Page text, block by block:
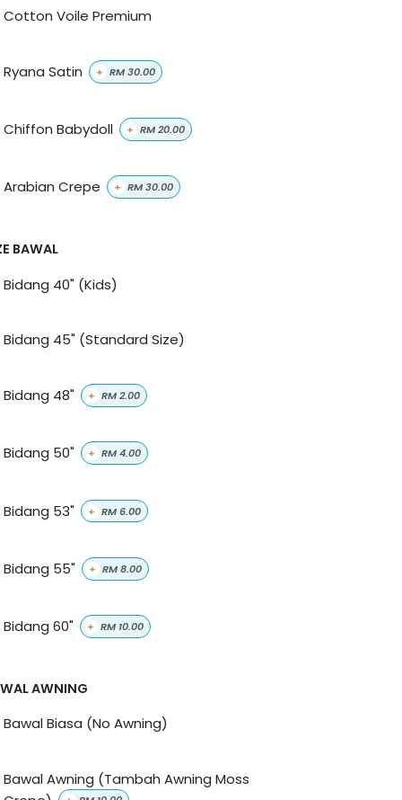
Cotton Voile Premium
Ryana Satin + RM30.00
Chiffon Babydoll + RM20.00
Arabian Crepe + RM30.00
BAWAL
Bidang 40" (Kids)
Bidang 45" (Standard Size)
Bidang 48" + RM2.00
Bidang 50" + RM4.00
Bidang 53" + RM6.00
Bidang 55" + RM8.00
Bidang 60" + RM 10.00
AWNING
Bawal Biasa (No Awning)
Bawal Awning (Tambah Awning Moss